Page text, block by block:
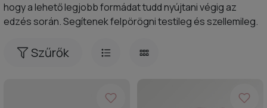
hogy a lehető legjobb formádat tudd nyújtani végig az
edzés során. Segítenek felpörögni testileg és szellemileg.
Szűrők